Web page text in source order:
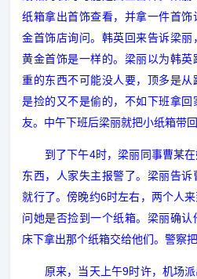
纸箱拿出首饰查看，并拿一件首
金首饰店询问。韩英回来告诉梁
黄金首饰是一样的。梁丽以为韩
重的东西不可能没人要，顶多是
是捡的又不是偷的，不如下班拿
友。中午下班后梁丽就把小纸箱带回
到了下午4时，梁丽同事曹某
东西，人家失主报警了。梁丽告
就行了。傍晚约6时左右，两个人
问她是否捡到一个纸箱。梁丽确
床下拿出那个纸箱交给他们。警察
原来，当天上午9时许，机场